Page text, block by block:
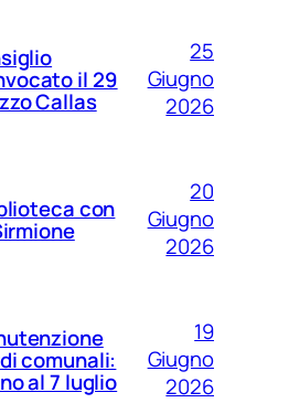
il 29
Callas
25
Giugno
2026
con
20
Giugno
2026
comunali:
al 7 luglio
19
Giugno
2026